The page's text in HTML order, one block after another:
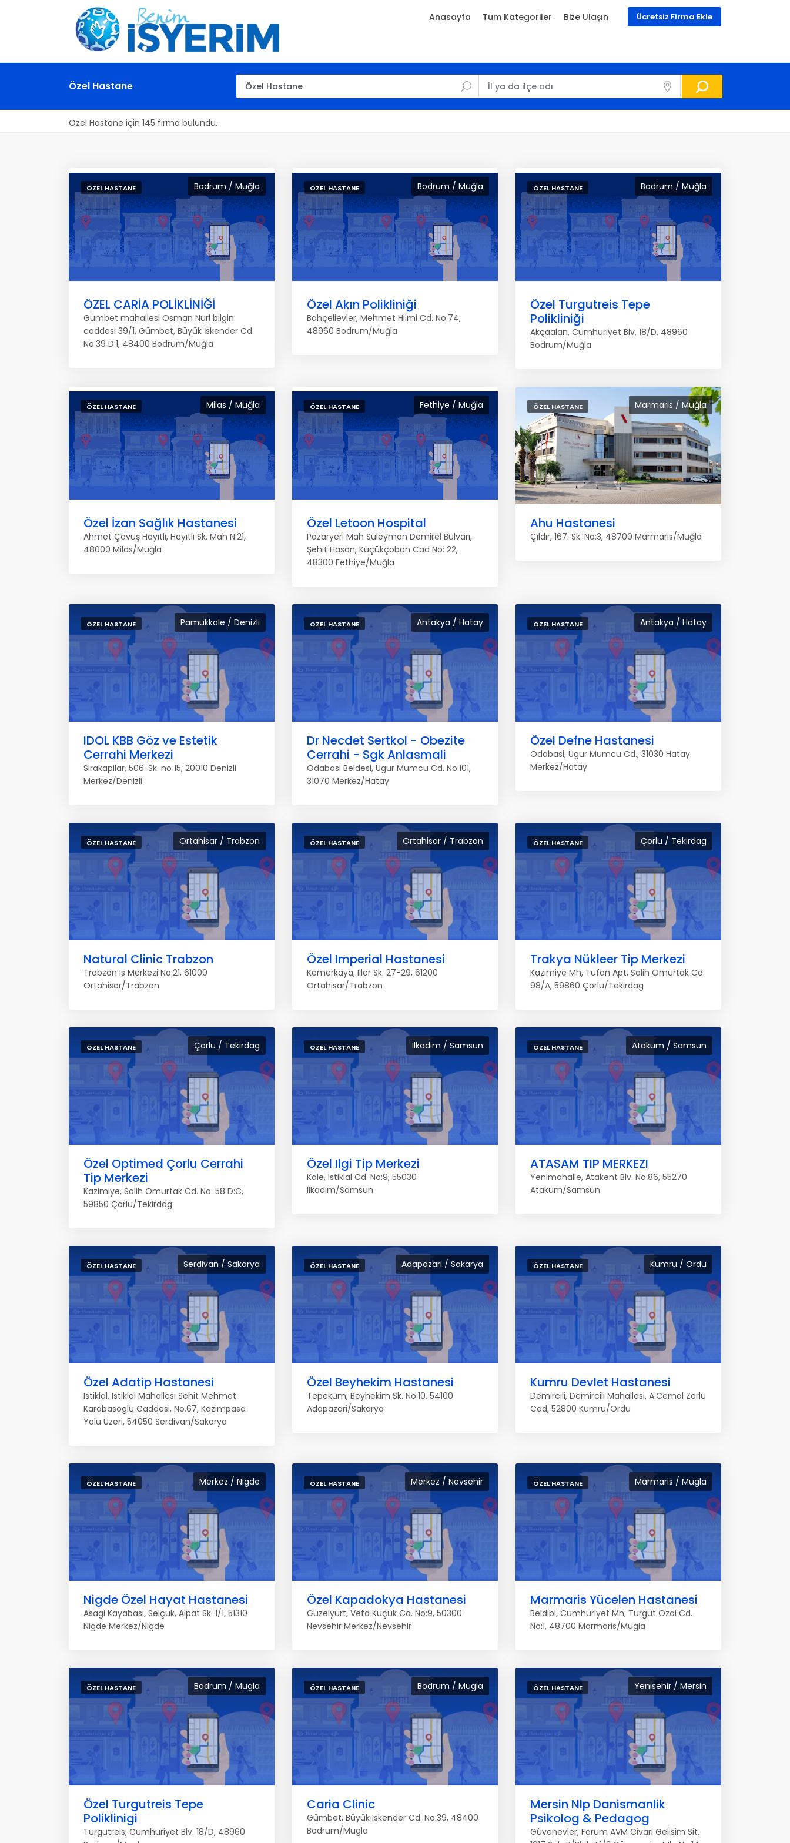
Ücretsiz Firma Ekle
Anasayfa Tüm Kategoriler Bize Ulaşın
Özel Hastane
Özel Hastane için 145 firma bulundu.
Bodrum / Muğla
ÖZEL HASTANE
ÖZEL CARİA POLİKLİNİĞİ
Gümbet mahallesi Osman Nuri bilgin
caddesi 39/1, Gümbet, Büyük İskender Cd.
No:39 D:1, 48400 Bodrum/Muğla
Bodrum / Muğla
ÖZEL HASTANE
Özel Akın Polikliniği
Bahçelievler, Mehmet Hilmi Cd. No:74,
48960 Bodrum/Muğla
Bodrum / Muğla
ÖZEL HASTANE
Özel Turgutreis Tepe
Polikliniği
Akçaalan, Cumhuriyet Blv. 18/D, 48960
Bodrum/Muğla
Milas / Muğla
ÖZEL HASTANE
Özel İzan Sağlık Hastanesi
Ahmet Çavuş Hayıtlı, Hayıtlı Sk. Mah N:21,
48000 Milas/Muğla
Fethiye / Muğla
ÖZEL HASTANE
Özel Letoon Hospital
Pazaryeri Mah Süleyman Demirel Bulvarı,
Şehit Hasan, Küçükçoban Cad No: 22,
48300 Fethiye/Muğla
Marmaris / Muğla
ÖZEL HASTANE
Ahu Hastanesi
Çıldır, 167. Sk. No:3, 48700 Marmaris/Muğla
Pamukkale / Denizli
ÖZEL HASTANE
IDOL KBB Göz ve Estetik
Cerrahi Merkezi
Sirakapilar, 506. Sk. no 15, 20010 Denizli
Merkez/Denizli
Antakya / Hatay
ÖZEL HASTANE
Dr Necdet Sertkol - Obezite
Cerrahi - Sgk Anlasmali
Odabasi Beldesi, Ugur Mumcu Cd. No:101,
31070 Merkez/Hatay
Antakya / Hatay
ÖZEL HASTANE
Özel Defne Hastanesi
Odabasi, Ugur Mumcu Cd., 31030 Hatay
Merkez/Hatay
Ortahisar / Trabzon
ÖZEL HASTANE
Natural Clinic Trabzon
Trabzon Is Merkezi No:21, 61000
Ortahisar/Trabzon
Ortahisar / Trabzon
ÖZEL HASTANE
Özel Imperial Hastanesi
Kemerkaya, Iller Sk. 27-29, 61200
Ortahisar/Trabzon
Çorlu / Tekirdag
ÖZEL HASTANE
Trakya Nükleer Tip Merkezi
Kazimiye Mh, Tufan Apt, Salih Omurtak Cd.
98/A, 59860 Çorlu/Tekirdag
Çorlu / Tekirdag
ÖZEL HASTANE
Özel Optimed Çorlu Cerrahi
Tip Merkezi
Kazimiye, Salih Omurtak Cd. No: 58 D:C,
59850 Çorlu/Tekirdag
Ilkadim / Samsun
ÖZEL HASTANE
Özel Ilgi Tip Merkezi
Kale, Istiklal Cd. No:9, 55030
Ilkadim/Samsun
Atakum / Samsun
ÖZEL HASTANE
ATASAM TIP MERKEZI
Yenimahalle, Atakent Blv. No:86, 55270
Atakum/Samsun
Serdivan / Sakarya
ÖZEL HASTANE
Özel Adatip Hastanesi
Istiklal, Istiklal Mahallesi Sehit Mehmet
Karabasoglu Caddesi, No.67, Kazimpasa
Yolu Üzeri, 54050 Serdivan/Sakarya
Adapazari / Sakarya
ÖZEL HASTANE
Özel Beyhekim Hastanesi
Tepekum, Beyhekim Sk. No:10, 54100
Adapazari/Sakarya
Kumru / Ordu
ÖZEL HASTANE
Kumru Devlet Hastanesi
Demircili, Demircili Mahallesi, A.Cemal Zorlu
Cad, 52800 Kumru/Ordu
Merkez / Nigde
ÖZEL HASTANE
Nigde Özel Hayat Hastanesi
Asagi Kayabasi, Selçuk, Alpat Sk. 1/1, 51310
Nigde Merkez/Nigde
Merkez / Nevsehir
ÖZEL HASTANE
Özel Kapadokya Hastanesi
Güzelyurt, Vefa Küçük Cd. No:9, 50300
Nevsehir Merkez/Nevsehir
Marmaris / Mugla
ÖZEL HASTANE
Marmaris Yücelen Hastanesi
Beldibi, Cumhuriyet Mh, Turgut Özal Cd.
No:1, 48700 Marmaris/Mugla
Bodrum / Mugla
ÖZEL HASTANE
Özel Turgutreis Tepe
Poliklinigi
Turgutreis, Cumhuriyet Blv. 18/D, 48960
Bodrum / Mugla
ÖZEL HASTANE
Caria Clinic
Gümbet, Büyük Iskender Cd. No:39, 48400
Bodrum/Mugla
Yenisehir / Mersin
ÖZEL HASTANE
Mersin Nlp Danismanlik
Psikolog & Pedagog
Güvenevler, Forum AVM Civari Gelisim Sit.